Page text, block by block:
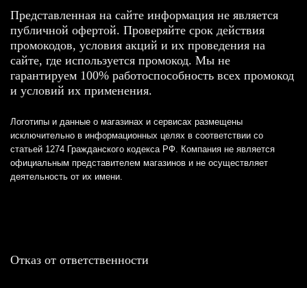
Представленная на сайте информация не является
публичной офертой. Проверяйте срок действия
промокодов, условия акций и их проведения на
сайте, где используется промокод. Мы не
гарантируем 100% работоспособность всех промокод
и условий их применения.
Логотипы и данные о магазинах и сервисах размещены
исключительно в информационных целях в соответствии со
статьей 1274 Гражданского кодекса РФ. Компания не является
официальным представителем магазинов и не осуществляет
деятельность от их имени.
Отказ от ответственности